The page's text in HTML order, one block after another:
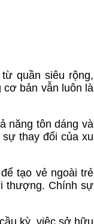
quần siêu rộng,
cơ bản vẫn luôn là
năng tôn dáng và
thay đổi của xu
tạo vẻ ngoài trẻ
thượng. Chính sự
kỳ, việc sở hữu